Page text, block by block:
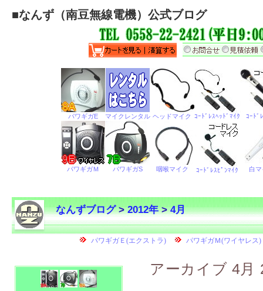
■なんず（南豆無線電機）公式ブログ
なんずブログ>2012年>4月
アーカイブ 4月